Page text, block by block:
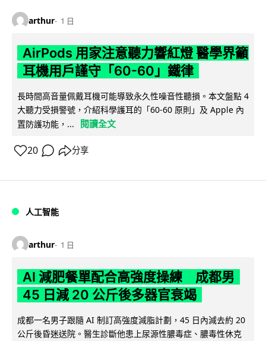
arthur 1 日
AirPods 用家注意聽力響紅燈 醫學界籲
耳機用戶謹守「60-60」鐵律
長時間高音量佩戴耳機可能導致永久性噪音性聽損。本文盤點 4
大聽力受損警號，介紹科學護耳的「60-60 原則」及 Apple 內
置防護功能，...
閱讀全文
20 分享
人工智能
arthur 1 日
AI 減肥餐單配合高強度操練 成都男
45 日減 20 公斤後多器官衰竭
成都一名男子跟隨 AI 制訂高強度減脂計劃，45 日內減去約 20
公斤後昏迷送院。醫生診斷他患上尿源性膿毒症、膿毒性休克